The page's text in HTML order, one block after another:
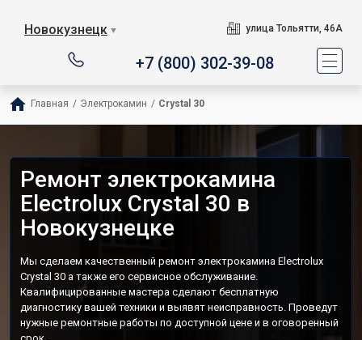
Новокузнецк ▼ улица Тольятти, 46А
+7 (800) 302-39-08
Главная / Электрокамин / Crystal 30
Ремонт электрокамина
Electrolux Crystal 30 в
Новокузнецке
Мы сделаем качественный ремонт электрокамина Electrolux
Crystal 30 а также его сервисное обслуживание.
Квалифицированные мастера сделают бесплатную
диагностику вашей техники и выявят неисправность. Проведут
нужные ремонтные работы по доступной цене и в оговоренный